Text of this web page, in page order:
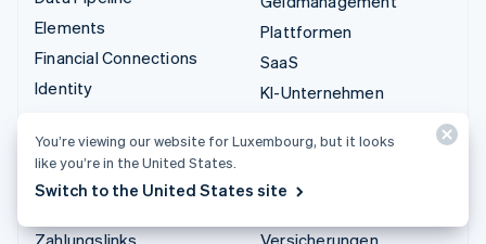
Elements
Financial Connections
Identity
Issuing
Zahlungslinks
Plattformen
SaaS
KI-Unternehmen
Gaming
Bewirtung, Reisen und
Versicherungen
You’re viewing our website for Luxembourg, but it looks
like you’re in the United States.
Switch to the United States site